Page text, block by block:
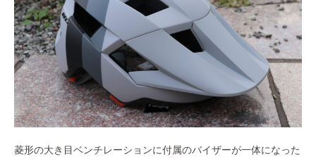
菱形の大き目ベンチレーションに付属のバイザーが一体になった